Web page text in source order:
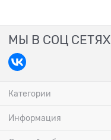
МЫ В СОЦ СЕТЯХ
Категории
Информация